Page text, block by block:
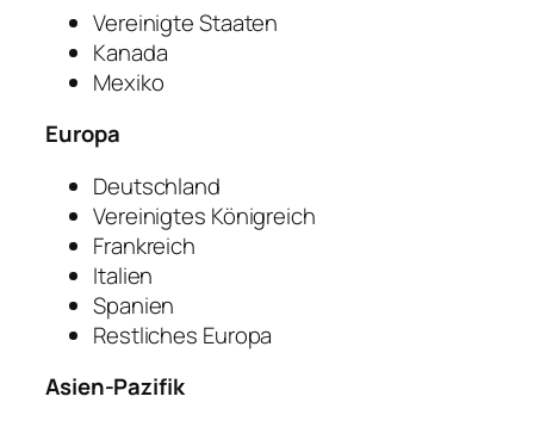
Vereinigte Staaten
Kanada
Mexiko
Europa
Deutschland
Vereinigtes Königreich
Frankreich
Italien
Spanien
Restliches Europa
Asien-Pazifik